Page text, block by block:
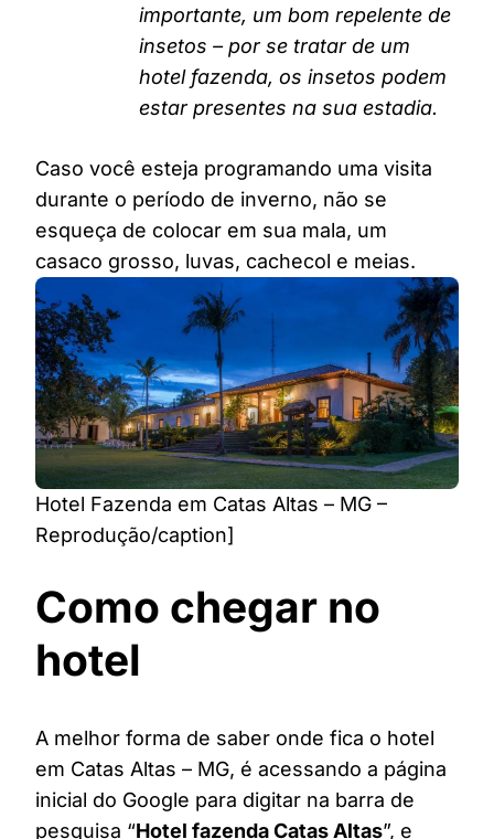
importante, um bom repelente de
insetos – por se tratar de um
hotel fazenda, os insetos podem
estar presentes na sua estadia.
Caso você esteja programando uma visita
durante o período de inverno, não se
esqueça de colocar em sua mala, um
casaco grosso, luvas, cachecol e meias.
Hotel Fazenda em Catas Altas – MG –
Reprodução/caption]
Como chegar no
hotel
A melhor forma de saber onde fica o hotel
em Catas Altas – MG, é acessando a página
inicial do Google para digitar na barra de
pesquisa “Hotel fazenda Catas Altas”, e